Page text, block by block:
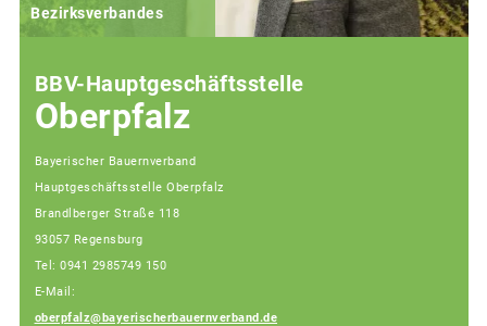
Bezirksverbandes
BBV-Hauptgeschäftsstelle
Oberpfalz
Bayerischer Bauernverband
Hauptgeschäftsstelle Oberpfalz
Brandlberger Straße 118
93057 Regensburg
Tel: 0941 2985749 150
E-Mail:
oberpfalz@bayerischerbauernverband.de